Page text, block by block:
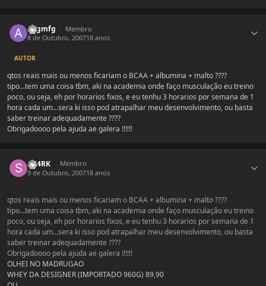
augmfg
Membro
8 de Outubro, 200718 anos
AUTOR
qtos reais mais ou menos ficariam o BCAA + albumina + malto ????
tipo...tem uma coisa tbm, aki na academia onde faço musculação eu treino
poco, ou seja, eh por horarios fixos, e eu tenhu 3 horarios por semana de 1
hora cada um...sera ki isso pod atrapalhar meu desenvolvimento, ou basta
saber treinar adequadamente ????
Obrigadoooo pela ajuda ae galera !!!!!!
SH4RK
Membro
9 de Outubro, 200718 anos
qtos reais mais ou menos ficariam o BCAA + albumina + malto ????
tipo...tem uma coisa tbm, aki na academia onde faço musculação eu treino
poco, ou seja, eh por horarios fixos, e eu tenhu 3 horarios por semana de 1
hora cada um...sera ki isso pod atrapalhar meu desenvolvimento, ou basta
saber treinar adequadamente ????
Obrigadoooo pela ajuda ae galera !!!!!!
OLHEI NO MADRUGAO
WHEY DA DESIGNER (IMPORTADO 960G) 89,90